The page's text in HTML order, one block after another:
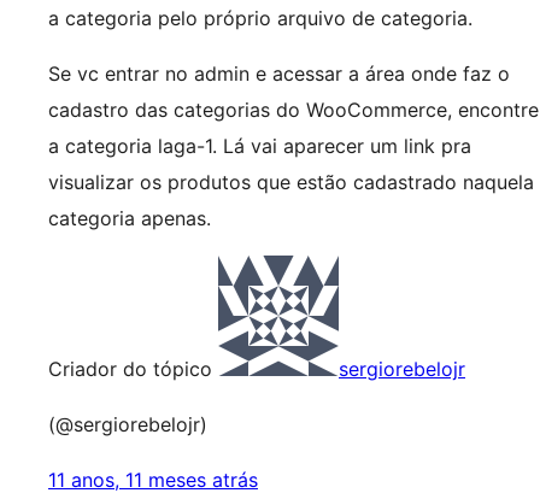
a categoria pelo próprio arquivo de categoria.
Se vc entrar no admin e acessar a área onde faz o
cadastro das categorias do WooCommerce, encontre
a categoria laga-1. Lá vai aparecer um link pra
visualizar os produtos que estão cadastrado naquela
categoria apenas.
Criador do tópico sergiorebelojr
(@sergiorebelojr)
11 anos, 11 meses atrás